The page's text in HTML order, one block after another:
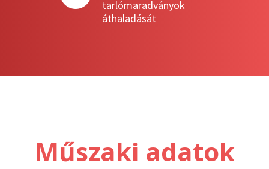
tarlómaradványok
áthaladását
Műszaki adatok